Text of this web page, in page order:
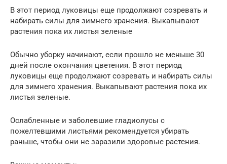
В этот период луковицы еще продолжают созревать и
набирать силы для зимнего хранения. Выкапывают
растения пока их листья зеленые
Обычно уборку начинают, если прошло не меньше 30
дней после окончания цветения. В этот период
луковицы еще продолжают созревать и набирать силы
для зимнего хранения. Выкапывают растения пока их
листья зеленые.
Ослабленные и заболевшие гладиолусы с
пожелтевшими листьями рекомендуется убирать
раньше, чтобы они не заразили здоровые растения.